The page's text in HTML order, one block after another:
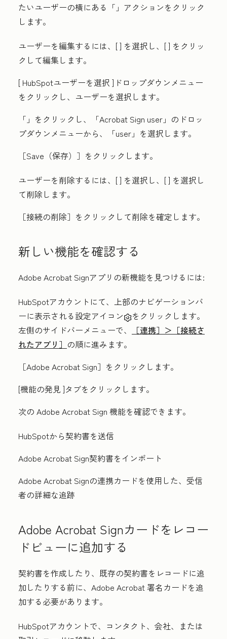
たいユーザーの横にある「 」アクションをクリック
します。
ユーザーを編集するには、[] を選択し、[] をクリッ
クして編集します。
[ HubSpotユーザーを選択 ]ドロップダウンメニュー
をクリックし、 ユーザーを選択します。
「 」をクリックし、「Acrobat Sign user 」のドロッ
プダウンメニューから、「user 」を選択します。
［Save（保存）］ をクリックします。
ユーザーを削除するには、[] を選択し、[] を選択し
て削除します。
［接続の削除］をクリックして削除を確定します。
新しい機能を確認する
Adobe Acrobat Signアプリの新機能を見つけるには:
HubSpotアカウントにて、上部のナビゲーションバ
ーに表示される設定アイコン
をクリックします。
左側のサイドバーメニューで、
［連携］＞［接続さ
れたアプリ］ の順に進みます。
［Adobe Acrobat Sign］をクリックします。
[機能の発見]タブをクリックします。
次の Adobe Acrobat Sign 機能を確認できます。
HubSpotから契約書を送信
Adobe Acrobat Sign契約書をインポート
Adobe Acrobat Signの連携カードを使用した、受信
者の詳細な追跡
Adobe Acrobat Signカードをレコー
ドビューに追加する
契約書を作成したり、既存の契約書をレコードに追
加したりする前に、Adobe Acrobat 署名カードを追
加する必要があります。
HubSpotアカウントで、コンタクト、会社、または